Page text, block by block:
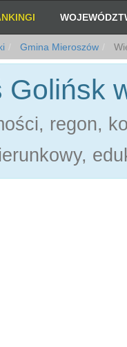
Gmina Mieroszów
Golińsk
regon,